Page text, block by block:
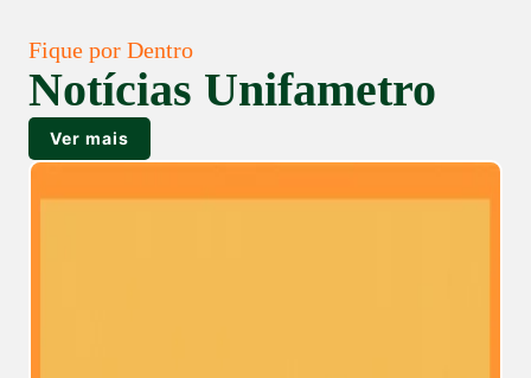
Fique por Dentro
Notícias Unifametro
Ver mais